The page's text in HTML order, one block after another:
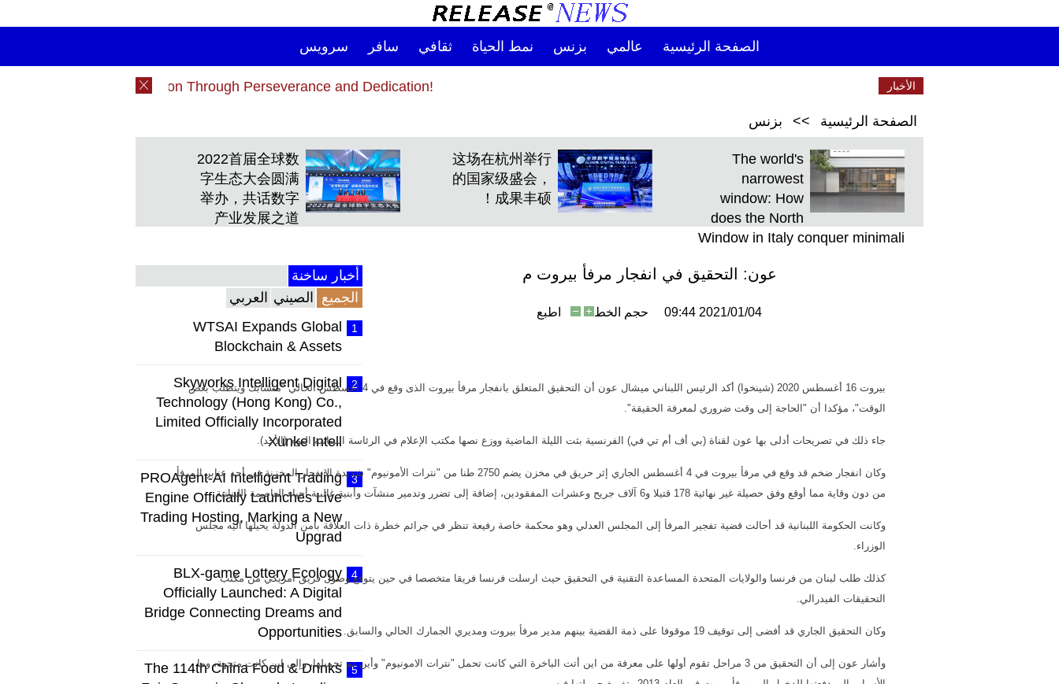
الصفحة الرئيسية عالمي بزنس نمط الحياة ثقافي سافر سرویس
Wu Xia: Redefining Ambition Through Perseverance and Dedication!
الأخبار
الصفحة الرئيسية >> بزنس
The world's
narrowest
window: How
does the North
Window in Italy conquer minimali
这场在杭州举行
的国家级盛会，
成果丰硕！
2022首届全球数
字生态大会圆满
举办，共话数字
产业发展之道
أخبار ساخنة
الجميع
الصيني العربي
1
WTSAI Expands Global
Blockchain & Assets
2
Skyworks Intelligent Digital
Technology (Hong Kong) Co.,
Limited Officially Incorporated
Xunke Intell
3
PROAgent-AI Intelligent Trading
Engine Officially Launches Live
Trading Hosting, Marking a New
Upgrad
4
BLX-game Lottery Ecology
Officially Launched: A Digital
Bridge Connecting Dreams and
Opportunities
5
The 114th China Food & Drinks
عون: التحقيق في انفجار مرفأ بيروت م
2021/01/04 09:44 حجم الخط اطبع
بيروت 16 أغسطس 2020 (شينخوا) أكد الرئيس اللبناني ميشال عون أن التحقيق المتعلق بانفجار مرفأ بيروت الذى وقع في 4 أغسطس الحالي "متشابك ويتطلب بعض
الوقت"، مؤكدا أن "الحاجة إلى وقت ضروري لمعرفة الحقيقة".
جاء ذلك في تصريحات أدلى بها عون لقناة (بي أف أم تي في) الفرنسية بثت الليلة الماضية ووزع نصها مكتب الإعلام في الرئاسة اللبنانية اليوم (الأحد).
وكان انفجار ضخم قد وقع في مرفأ بيروت في 4 أغسطس الجاري إثر حريق في مخزن يضم 2750 طنا من "نترات الأمونيوم" شديدة الانفجار المخزنة في أحد عنابر المرفأ
من دون وقاية مما أوقع وفق حصيلة غير نهائية 178 قتيلا و6 آلاف جريح وعشرات المفقودين، إضافة إلى تضرر وتدمير منشآت وأبنية غالبية أحياء العاصمة اللبنانية.
وكانت الحكومة اللبنانية قد أحالت قضية تفجير المرفأ إلى المجلس العدلي وهو محكمة خاصة رفيعة تنظر في جرائم خطرة ذات العلاقة بأمن الدولة يحيلها اليه مجلس
الوزراء.
كذلك طلب لبنان من فرنسا والولايات المتحدة المساعدة التقنية في التحقيق حيث ارسلت فرنسا فريقا متخصصا في حين يتوقع وصول فريق أمريكي من مكتب
التحقيقات الفيدرالي.
وكان التحقيق الجاري قد أفضى إلى توقيف 19 موقوفا على ذمة القضية بينهم مدير مرفأ بيروت ومديري الجمارك الحالي والسابق.
وأشار عون إلى أن التحقيق من 3 مراحل تقوم أولها على معرفة من اين أتت الباخرة التي كانت تحمل "نترات الامونيوم" وأين تم تحميلها، وإلى اين كانت متجهة، وما